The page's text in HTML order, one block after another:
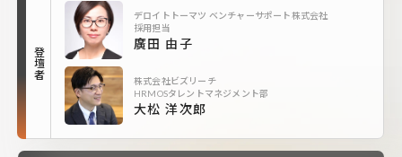
登壇者
デロイトトーマツ ベンチャーサポート株式会社
採用担当
廣田 由子
株式会社ビズリーチ
HRMOSタレントマネジメント部
大松 洋次郎